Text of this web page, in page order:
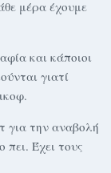
μέρα έχουμε
και κάποιοι
γιατί
για την αναβολή
Έχει τους